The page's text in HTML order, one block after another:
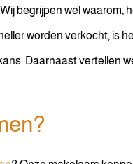
begrijpen wel
worden verkocht, is
Daarnaast vertellen